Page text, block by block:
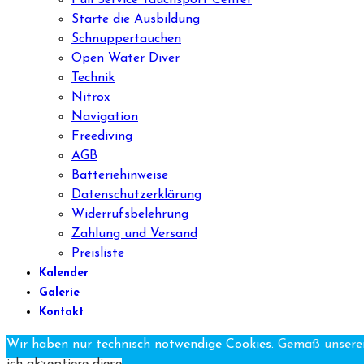
Starte die Ausbildung
Schnuppertauchen
Open Water Diver
Technik
Nitrox
Navigation
Freediving
AGB
Batteriehinweise
Datenschutzerklärung
Widerrufsbelehrung
Zahlung und Versand
Preisliste
Kalender
Galerie
Kontakt
Wir haben nur technisch notwendige Cookies. Gemäß